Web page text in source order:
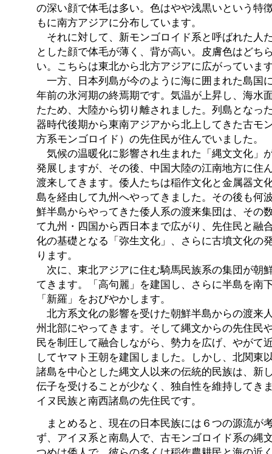
の深い顔で体毛は多い。色はやや浅黒いという特
もに南方アジアに分布しています。
それに対して、新モンゴロイド系と呼ばれた人
とした顔で体毛が薄く、背が高い。皮膚色はどち
い。こちらは東北から北方アジアに広がっていま
一方、日本列島が今のように海に囲まれた島国
年前の氷河期の終焉期です。気温が上昇し、海水
たため、大陸から切り離されました。列島となっ
器時代後期から東南アジアから北上してきた古モ
方系モンゴロイド）の先住民が住んでいました。
気候の温暖化に影響され生まれた「縄文文化」
発展しますが、その後、中国大陸の江南地方に住
渡来してきます。倭人たちは稲作文化と金属器文
島を経由して九州へやってきました。その後も何
鮮半島からやってきた倭人系の渡来集団は、その
て九州・四国から西日本まで広がり、先住民と融
化の基礎となる「弥生文化」、さらに古墳文化の
ります。
次に、東北アジアに住む騎馬民族系の集団が朝
てきます。「高句麗」を建国し、さらに半島を南
「新羅」をおびやかします。
北方系文化の影響を受けた朝鮮半島からの渡来
州北部にやってきます。そして縄文からの先住民
民を制圧して融合しながら、勢力を広げ、やがて
してヤマト王朝を建国しました。しかし、北関東
諸島を中心とした縄文人以来の伝統的民族は、新
伝子を受けることが少なく、独自性を維持してき
イヌ民族と南西諸島の先住民です。
まとめると、現在の日本民族には６つの源流が
ず、アイヌ系と南島人で、古モンゴロイド系の縄